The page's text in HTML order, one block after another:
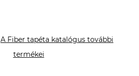
A Fiber tapéta katalógus további
termékei